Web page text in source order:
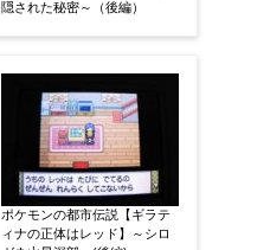
隠された秘密～（後編）
ポケモンの都市伝説【ギラテ
ィナの正体はレッド】～シロ